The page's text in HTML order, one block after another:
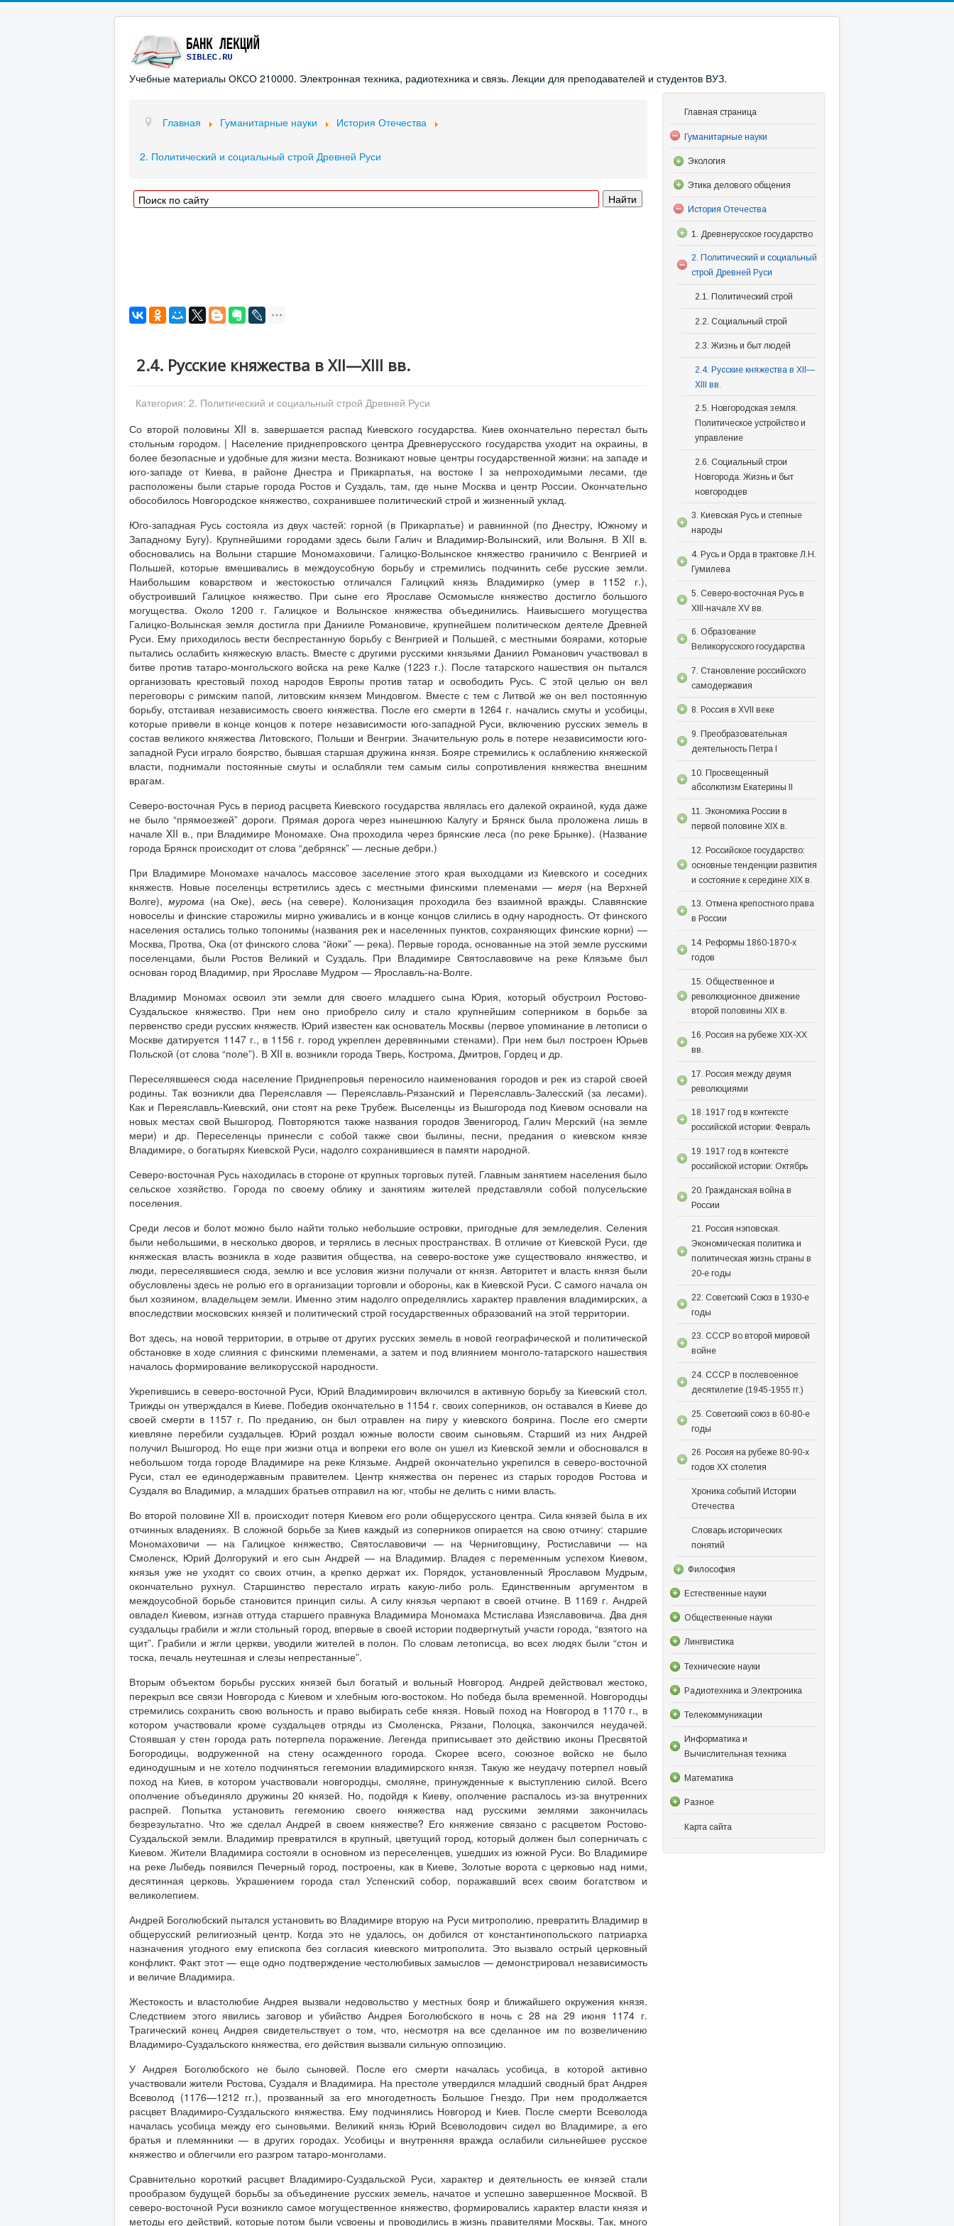
Учебные материалы ОКСО 210000. Электронная техника, радиотехника и связь. Лекции для преподавателей и студентов ВУЗ.
Главная Гуманитарные науки История Отечества
2. Политический и социальный строй Древней Руси
2.4. Русские княжества в XII—XIII вв.
Категория: 2. Политический и социальный строй Древней Руси
Со второй половины XII в. завершается распад Киевского государства. Киев окончательно перестал быть
стольным городом. | Население приднепровского центра Древнерусского государства уходит на окраины, в
более безопасные и удобные для жизни места. Возникают новые центры государственной жизни: на западе и
юго-западе от Киева, в районе Днестра и Прикарпатья, на востоке I за непроходимыми лесами, где
расположены были старые города Ростов и Суздаль, там, где ныне Москва и центр России. Окончательно
обособилось Новгородское княжество, сохранившее политический строй и жизненный уклад.
Юго-западная Русь состояла из двух частей: горной (в Прикарпатье) и равнинной (по Днестру, Южному и
Западному Бугу). Крупнейшими городами здесь были Галич и Владимир-Волынский, или Волыня. В XII в.
обосновались на Волыни старшие Мономаховичи. Галицко-Волынское княжество граничило с Венгрией и
Польшей, которые вмешивались в междоусобную борьбу и стремились подчинить себе русские земли.
Наибольшим коварством и жестокостью отличался Галицкий князь Владимирко (умер в 1152 г.),
обустроивший Галицкое княжество. При сыне его Ярославе Осмомысле княжество достигло большого
могущества. Около 1200 г. Галицкое и Волынское княжества объединились. Наивысшего могущества
Галицко-Волынская земля достигла при Данииле Романовиче, крупнейшем политическом деятеле Древней
Руси. Ему приходилось вести беспрестанную борьбу с Венгрией и Польшей, с местными боярами, которые
пытались ослабить княжескую власть. Вместе с другими русскими князьями Даниил Романович участвовал в
битве против татаро-монгольского войска на реке Калке (1223 г.). После татарского нашествия он пытался
организовать крестовый поход народов Европы против татар и освободить Русь. С этой целью он вел
переговоры с римским папой, литовским князем Миндовгом. Вместе с тем с Литвой же он вел постоянную
борьбу, отстаивая независимость своего княжества. После его смерти в 1264 г. начались смуты и усобицы,
которые привели в конце концов к потере независимости юго-западной Руси, включению русских земель в
состав великого княжества Литовского, Польши и Венгрии. Значительную роль в потере независимости юго-
западной Руси играло боярство, бывшая старшая дружина князя. Бояре стремились к ослаблению княжеской
власти, поднимали постоянные смуты и ослабляли тем самым силы сопротивления княжества внешним
врагам.
Северо-восточная Русь в период расцвета Киевского государства являлась его далекой окраиной, куда даже
не было “прямоезжей” дороги. Прямая дорога через нынешнюю Калугу и Брянск была проложена лишь в
начале XII в., при Владимире Мономахе. Она проходила через брянские леса (по реке Брынке). (Название
города Брянск происходит от слова “дебрянск” — лесные дебри.)
При Владимире Мономахе началось массовое заселение этого края выходцами из Киевского и соседних
княжеств. Новые поселенцы встретились здесь с местными финскими племенами —меря (на Верхней
Волге),мурома (на Оке), весь(на севере). Колонизация проходила без взаимной вражды. Славянские
новоселы и финские старожилы мирно уживались и в конце концов слились в одну народность. От финского
населения остались только топонимы (названия рек и населенных пунктов, сохраняющих финские корни) —
Москва, Протва, Ока (от финского слова “йоки” — река). Первые города, основанные на этой земле русскими
поселенцами, были Ростов Великий и Суздаль. При Владимире Святославовиче на реке Клязьме был
основан город Владимир, при Ярославе Мудром — Ярославль-на-Волге.
Владимир Мономах освоил эти земли для своего младшего сына Юрия, который обустроил Ростово-
Суздальское княжество. При нем оно приобрело силу и стало крупнейшим соперником в борьбе за
первенство среди русских княжеств. Юрий известен как основатель Москвы (первое упоминание в летописи о
Москве датируется 1147 г., в 1156 г. город укреплен деревянными стенами). При нем был построен Юрьев
Польской (от слова “поле”). В XII в. возникли города Тверь, Кострома, Дмитров, Гордец и др.
Переселявшееся сюда население Приднепровья переносило наименования городов и рек из старой своей
родины. Так возникли два Переяславля — Переяславль-Рязанский и Переяславль-Залесский (за лесами).
Как и Переяславль-Киевский, они стоят на реке Трубеж. Выселенцы из Вышгорода под Киевом основали на
новых местах свой Вышгород. Повторяются также названия городов Звенигород, Галич Мерский (на земле
мери) и др. Переселенцы принесли с собой также свои былины, песни, предания о киевском князе
Владимире, о богатырях Киевской Руси, надолго сохранившиеся в памяти народной.
Северо-восточная Русь находилась в стороне от крупных торговых путей. Главным занятием населения было
сельское хозяйство. Города по своему облику и занятиям жителей представляли собой полусельские
поселения.
Среди лесов и болот можно было найти только небольшие островки, пригодные для земледелия. Селения
были небольшими, в несколько дворов, и терялись в лесных пространствах. В отличие от Киевской Руси, где
княжеская власть возникла в ходе развития общества, на северо-востоке уже существовало княжество, и
люди, переселявшиеся сюда, землю и все условия жизни получали от князя. Авторитет и власть князя были
обусловлены здесь не ролью его в организации торговли и обороны, как в Киевской Руси. С самого начала он
был хозяином, владельцем земли. Именно этим надолго определялись характер правления владимирских, а
впоследствии московских князей и политический строй государственных образований на этой территории.
Вот здесь, на новой территории, в отрыве от других русских земель в новой географической и политической
обстановке в ходе слияния с финскими племенами, а затем и под влиянием монголо-татарского нашествия
началось формирование великорусской народности.
Укрепившись в северо-восточной Руси, Юрий Владимирович включился в активную борьбу за Киевский стол.
Трижды он утверждался в Киеве. Победив окончательно в 1154 г. своих соперников, он оставался в Киеве до
своей смерти в 1157 г. По преданию, он был отравлен на пиру у киевского боярина. После его смерти
киевляне перебили суздальцев. Юрий роздал южные волости своим сыновьям. Старший из них Андрей
получил Вышгород. Но еще при жизни отца и вопреки его воле он ушел из Киевской земли и обосновался в
небольшом тогда городе Владимире на реке Клязьме. Андрей окончательно укрепился в северо-восточной
Руси, стал ее единодержавным правителем. Центр княжества он перенес из старых городов Ростова и
Суздаля во Владимир, а младших братьев отправил на юг, чтобы не делить с ними власть.
Во второй половине XII в. происходит потеря Киевом его роли общерусского центра. Сила князей была в их
отчинных владениях. В сложной борьбе за Киев каждый из соперников опирается на свою отчину: старшие
Мономаховичи — на Галицкое княжество, Святославовичи — на Черниговщину, Ростиславичи — на
Смоленск, Юрий Долгорукий и его сын Андрей — на Владимир. Владея с переменным успехом Киевом,
князья уже не уходят со своих отчин, а крепко держат их. Порядок, установленный Ярославом Мудрым,
окончательно рухнул. Старшинство перестало играть какую-либо роль. Единственным аргументом в
междоусобной борьбе становится принцип силы. А силу князья черпают в своей отчине. В 1169 г. Андрей
овладел Киевом, изгнав оттуда старшего правнука Владимира Мономаха Мстислава Изяславовича. Два дня
суздальцы грабили и жгли стольный город, впервые в своей истории подвергнутый участи города, “взятого на
щит”. Грабили и жгли церкви, уводили жителей в полон. По словам летописца, во всех людях были “стон и
тоска, печаль неутешная и слезы непрестанные”.
Вторым объектом борьбы русских князей был богатый и вольный Новгород. Андрей действовал жестоко,
перекрыл все связи Новгорода с Киевом и хлебным юго-востоком. Но победа была временной. Новгородцы
стремились сохранить свою вольность и право выбирать себе князя. Новый поход на Новгород в 1170 г., в
котором участвовали кроме суздальцев отряды из Смоленска, Рязани, Полоцка, закончился неудачей.
Стоявшая у стен города рать потерпела поражение. Легенда приписывает это действию иконы Пресвятой
Богородицы, водруженной на стену осажденного города. Скорее всего, союзное войско не было
единодушным и не хотело подчиняться гегемонии владимирского князя. Такую же неудачу потерпел новый
поход на Киев, в котором участвовали новгородцы, смоляне, принужденные к выступлению силой. Всего
ополчение объединяло дружины 20 князей. Но, подойдя к Киеву, ополчение распалось из-за внутренних
распрей. Попытка установить гегемонию своего княжества над русскими землями закончилась
безрезультатно. Что же сделал Андрей в своем княжестве? Его княжение связано с расцветом Ростово-
Суздальской земли. Владимир превратился в крупный, цветущий город, который должен был соперничать с
Киевом. Жители Владимира состояли в основном из переселенцев, ушедших из южной Руси. Во Владимире
на реке Лыбедь появился Печерный город, построены, как в Киеве, Золотые ворота с церковью над ними,
десятинная церковь. Украшением города стал Успенский собор, поражавший всех своим богатством и
великолепием.
Андрей Боголюбский пытался установить во Владимире вторую на Руси митрополию, превратить Владимир в
общерусский религиозный центр. Когда это не удалось, он добился от константинопольского патриарха
назначения угодного ему епископа без согласия киевского митрополита. Это вызвало острый церковный
конфликт. Факт этот — еще одно подтверждение честолюбивых замыслов — демонстрировал независимость
и величие Владимира.
Жестокость и властолюбие Андрея вызвали недовольство у местных бояр и ближайшего окружения князя.
Следствием этого явились заговор и убийство Андрея Боголюбского в ночь с 28 на 29 июня 1174 г.
Трагический конец Андрея свидетельствует о том, что, несмотря на все сделанное им по возвеличению
Владимиро-Суздальского княжества, его действия вызвали сильную оппозицию.
У Андрея Боголюбского не было сыновей. После его смерти началась усобица, в которой активно
участвовали жители Ростова, Суздаля и Владимира. На престоле утвердился младший сводный брат Андрея
Всеволод (1176—1212 гг.), прозванный за его многодетность Большое Гнездо. При нем продолжается
расцвет Владимиро-Суздальского княжества. Ему подчинялись Новгород и Киев. После смерти Всеволода
началась усобица между его сыновьями. Великий князь Юрий Всеволодович сидел во Владимире, а его
братья и племянники — в других городах. Усобицы и внутренняя вражда ослабили сильнейшее русское
княжество и облегчили его разгром татаро-монголами.
Сравнительно короткий расцвет Владимиро-Суздальской Руси, характер и деятельность ее князей стали
прообразом будущей борьбы за объединение русских земель, начатое и успешно завершенное Москвой. В
северо-восточной Руси возникло самое могущественное княжество, формировались характер власти князя и
методы его действий, которые потом были усвоены и проводились в жизнь правителями Москвы. Так, много
Главная страница
Гуманитарные науки
Экология
Этика делового общения
История Отечества
1. Древнерусское государство
2. Политический и социальный
строй Древней Руси
2.1. Политический строй
2.2. Социальный строй
2.3. Жизнь и быт людей
2.4. Русские княжества в XII—
XIII вв.
2.5. Новгородская земля.
Политическое устройство и
управление
2.6. Социальный строи
Новгорода. Жизнь и быт
новгородцев
3. Киевская Русь и степные
народы
4. Русь и Орда в трактовке Л.Н.
Гумилева
5. Северо-восточная Русь в
XIII-начале XV вв.
6. Образование
Великорусского государства
7. Становление российского
самодержавия
8. Россия в XVII веке
9. Преобразовательная
деятельность Петра I
10. Просвещенный
абсолютизм Екатерины II
11. Экономика России в
первой половине XIX в.
12. Российское государство:
основные тенденции развития
и состояние к середине XIX в.
13. Отмена крепостного права
в России
14. Реформы 1860-1870-х
годов
15. Общественное и
революционное движение
второй половины XIX в.
16. Россия на рубеже XIX-XX
вв.
17. Россия между двумя
революциями
18. 1917 год в контексте
российской истории: Февраль
19. 1917 год в контексте
российской истории: Октябрь
20. Гражданская война в
России
21. Россия нэповская.
Экономическая политика и
политическая жизнь страны в
20-е годы
22. Советский Союз в 1930-е
годы
23. СССР во второй мировой
войне
24. СССР в послевоенное
десятилетие (1945-1955 гг.)
25. Советский союз в 60-80-е
годы
26. Россия на рубеже 80-90-х
годов XX столетия
Хроника событий Истории
Отечества
Словарь исторических
понятий
Философия
Естественные науки
Общественные науки
Лингвистика
Технические науки
Радиотехника и Электроника
Телекоммуникации
Информатика и
Вычислительная техника
Математика
Разное
Карта сайта